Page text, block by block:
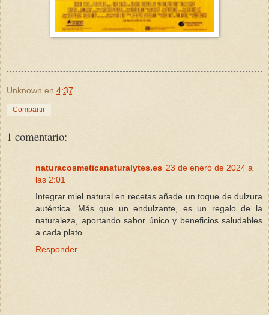
Unknown en 4:37
Compartir
1 comentario:
naturacosmeticanaturalytes.es 23 de enero de 2024 a
las 2:01
Integrar miel natural en recetas añade un toque de dulzura
auténtica. Más que un endulzante, es un regalo de la
naturaleza, aportando sabor único y beneficios saludables
a cada plato.
Responder